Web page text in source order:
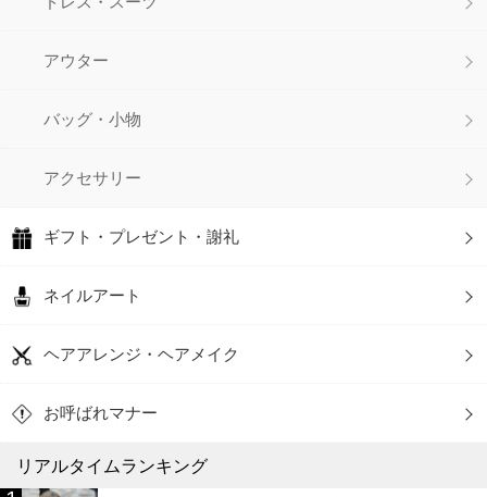
アウター
バッグ・小物
アクセサリー
ギフト・プレゼント・謝礼
ネイルアート
ヘアアレンジ・ヘアメイク
お呼ばれマナー
リアルタイムランキング